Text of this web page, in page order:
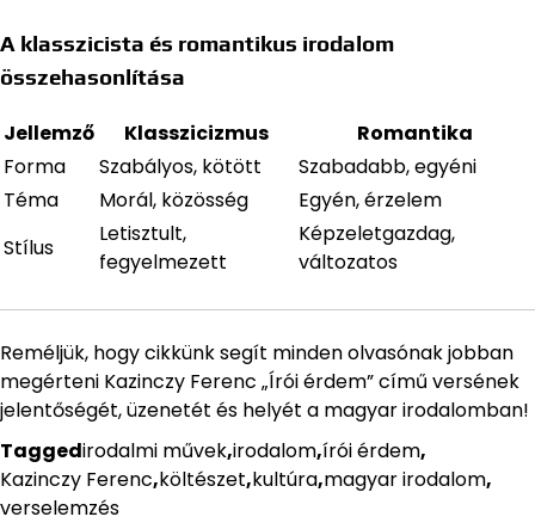
A klasszicista és romantikus irodalom
összehasonlítása
Jellemző Klasszicizmus
Romantika
Forma
Szabályos, kötött
Szabadabb, egyéni
Téma
Morál, közösség
Egyén, érzelem
Stílus
Letisztult,
fegyelmezett
Képzeletgazdag,
változatos
Reméljük, hogy cikkünk segít minden olvasónak jobban
megérteni Kazinczy Ferenc „Írói érdem” című versének
jelentőségét, üzenetét és helyét a magyar irodalomban!
Taggedirodalmi művek,irodalom,írói érdem,
Kazinczy Ferenc,költészet,kultúra,magyar irodalom,
verselemzés